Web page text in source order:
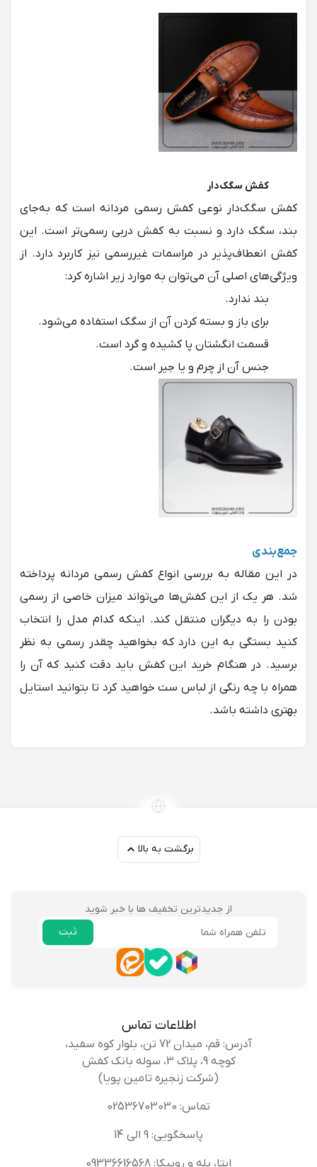
کفش سگک‌دار
کفش سگک‌دار نوعی کفش رسمی مردانه است که به‌جای
بند، سگک دارد و نسبت به کفش دربی رسمی‌تر است. این
کفش انعطاف‌پذیر در مراسمات غیررسمی نیز کاربرد دارد. از
ویژگی‌های اصلی آن می‌توان به موارد زیر اشاره کرد:
بند ندارد.
برای باز و بسته کردن آن از سگک استفاده می‌شود.
قسمت انگشتان پا کشیده و گرد است.
جنس آن از چرم و یا جیر است.
جمع‌بندی
در این مقاله به بررسی انواع کفش رسمی مردانه پرداخته
شد. هر یک از این کفش‌ها می‌تواند میزان خاصی از رسمی
بودن را به دیگران منتقل کند. اینکه کدام مدل را انتخاب
کنید بستگی به این دارد که بخواهید چقدر رسمی به نظر
برسید. در هنگام خرید این کفش باید دقت کنید که آن را
همراه با چه رنگی از لباس ست خواهید کرد تا بتوانید استایل
بهتری داشته باشد.
برگشت به بالا
از جدیدترین تخفیف ها با خبر شوید
ایمیل
ثبت
اطلاعات تماس
آدرس: قم، میدان 72 تن، بلوار کوه سفید،
کوچه 9، پلاک 3، سوله بانک کفش
(شرکت زنجیره تامین پویا)
تماس: 02536703030
پاسخگویی: 9 الی 14
ایتا، بله و روبیکا: 09336616568